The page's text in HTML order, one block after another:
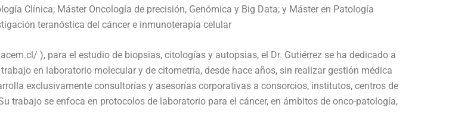
Clínica; Máster Oncología de precisión, Genómica y Big Data; y Máster en Patología
teranóstica del cáncer e inmunoterapia celular
), para el estudio de biopsias, citologías y autopsias, el Dr. Gutiérrez se ha dedicado a
en laboratorio molecular y de citometría, desde hace años, sin realizar gestión médica
exclusivamente consultorías y asesorías corporativas a consorcios, institutos, centros de
trabajo se enfoca en protocolos de laboratorio para el cáncer, en ámbitos de onco-patología,